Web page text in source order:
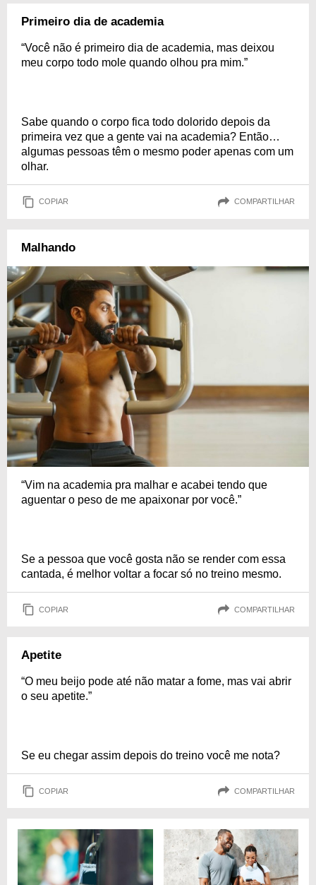
Primeiro dia de academia
“Você não é primeiro dia de academia, mas deixou
meu corpo todo mole quando olhou pra mim.”
Sabe quando o corpo fica todo dolorido depois da
primeira vez que a gente vai na academia? Então…
algumas pessoas têm o mesmo poder apenas com um
olhar.
COPIAR COMPARTILHAR
Malhando
“Vim na academia pra malhar e acabei tendo que
aguentar o peso de me apaixonar por você.”
Se a pessoa que você gosta não se render com essa
cantada, é melhor voltar a focar só no treino mesmo.
COPIAR COMPARTILHAR
Apetite
“O meu beijo pode até não matar a fome, mas vai abrir
o seu apetite.”
Se eu chegar assim depois do treino você me nota?
COPIAR COMPARTILHAR